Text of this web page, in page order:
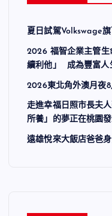
夏日試駕Volkswage
2026 福智企業主管生
續利他」 成為豐富人
2026東北角外澳月夜8
走進幸福日照市長夫
所養」的夢正在桃園
遠雄悅來大飯店爸爸